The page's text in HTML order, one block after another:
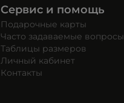
Сервис и помощь
Подарочные карты
Часто задаваемые вопросы
Таблицы размеров
Личный кабинет
Контакты